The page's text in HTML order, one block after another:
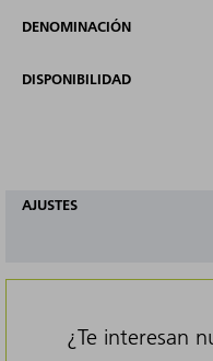
DENOMINACIÓN
DISPONIBILIDAD
AJUSTES
¿Te interesan